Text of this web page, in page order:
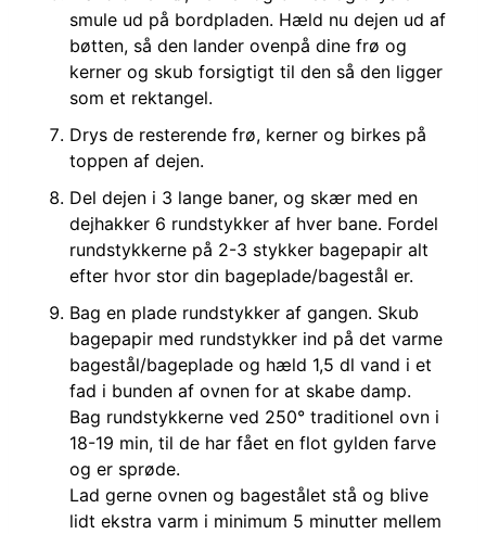
smule ud på bordpladen. Hæld nu dejen ud af
bøtten, så den lander ovenpå dine frø og
kerner og skub forsigtigt til den så den ligger
som et rektangel.
Drys de resterende frø, kerner og birkes på
toppen af dejen.
Del dejen i 3 lange baner, og skær med en
dejhakker 6 rundstykker af hver bane. Fordel
rundstykkerne på 2-3 stykker bagepapir alt
efter hvor stor din bageplade/bagestål er.
Bag en plade rundstykker af gangen. Skub
bagepapir med rundstykker ind på det varme
bagestål/bageplade og hæld 1,5 dl vand i et
fad i bunden af ovnen for at skabe damp.
Bag rundstykkerne ved 250° traditionel ovn i
18-19 min, til de har fået en flot gylden farve
og er sprøde.
Lad gerne ovnen og bagestålet stå og blive
lidt ekstra varm i minimum 5 minutter mellem